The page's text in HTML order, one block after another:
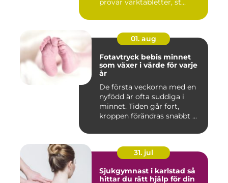
provar värktabletter, st...
01. aug
Fotavtryck bebis minnet
som växer i värde för varje
år
De första veckorna med en
nyfödd är ofta suddiga i
minnet. Tiden går fort,
kroppen förändras snabbt ...
31. jul
Sjukgymnast i karlstad så
hittar du rätt hjälp för din